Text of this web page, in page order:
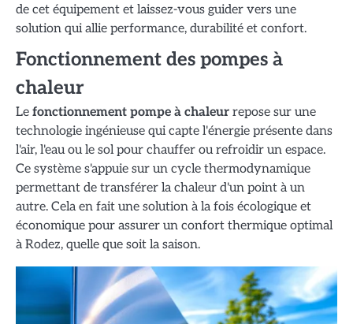
de cet équipement et laissez-vous guider vers une
solution qui allie performance, durabilité et confort.
Fonctionnement des pompes à
chaleur
Le fonctionnement pompe à chaleur repose sur une
technologie ingénieuse qui capte l'énergie présente dans
l'air, l'eau ou le sol pour chauffer ou refroidir un espace.
Ce système s'appuie sur un cycle thermodynamique
permettant de transférer la chaleur d'un point à un
autre. Cela en fait une solution à la fois écologique et
économique pour assurer un confort thermique optimal
à Rodez, quelle que soit la saison.